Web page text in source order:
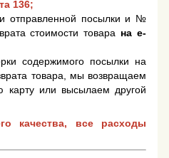
136;
отправленной посылки и №
стоимости товара на e-
содержимого посылки на
товара, мы возвращаем
карту или высылаем другой
качества, все расходы